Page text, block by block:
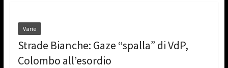
Varie
Strade Bianche: Gaze “spalla” di VdP,
Colombo all’esordio